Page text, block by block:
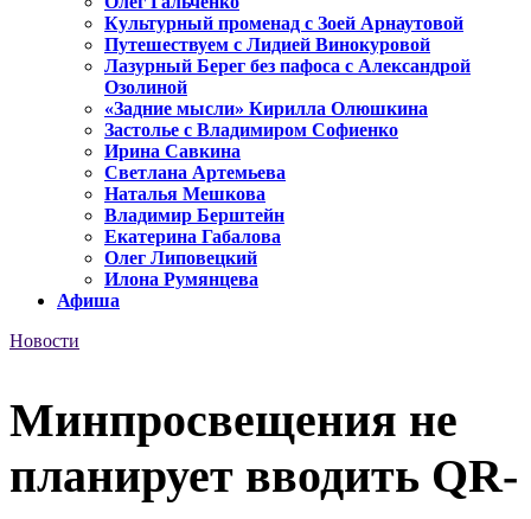
Культурный променад с Зоей Арнаутовой
Путешествуем с Лидией Винокуровой
Лазурный Берег без пафоса с Александрой
Озолиной
«Задние мысли» Кирилла Олюшкина
Застолье с Владимиром Софиенко
Ирина Савкина
Светлана Артемьева
Наталья Мешкова
Владимир Берштейн
Екатерина Габалова
Олег Липовецкий
Илона Румянцева
Афиша
Новости
Минпросвещения не
планирует вводить QR-